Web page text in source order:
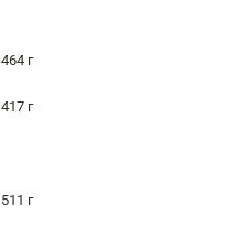
464 г
417 г
511 г